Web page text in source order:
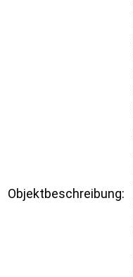
Objektbeschreibung: